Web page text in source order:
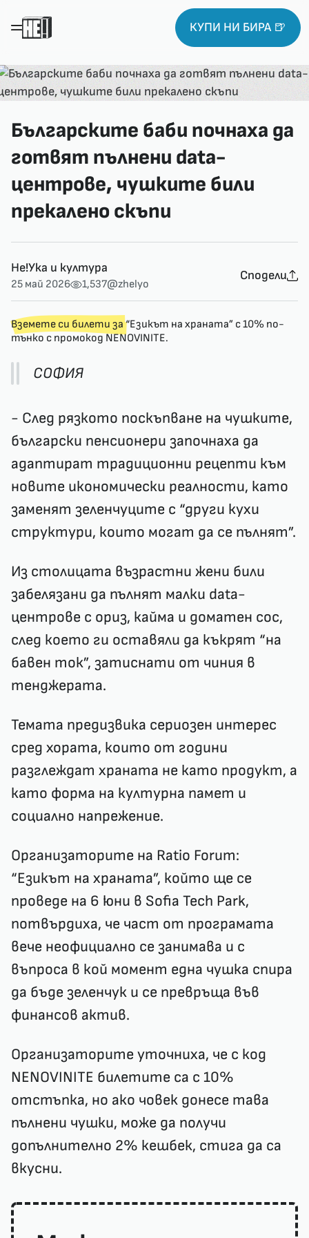
КУПИ НИ БИРА 🍺
Българските баби почнаха да
готвят пълнени data-
центрове, чушките били
прекалено скъпи
Не!Ука и култура
25 май 2026 1,537@zhelyo
Сподели
Вземете си билети за“Езикът на храната” с 10% по-
тънко с промокод NENOVINITE.
СОФИЯ
- След рязкото поскъпване на чушките,
български пенсионери започнаха да
адаптират традиционни рецепти към
новите икономически реалности, като
заменят зеленчуците с “други кухи
структури, които могат да се пълнят”.
Из столицата възрастни жени били
забелязани да пълнят малки data-
центрове с ориз, кайма и доматен сос,
след което ги оставяли да къкрят “на
бавен ток”, затиснати от чиния в
тенджерата.
Темата предизвика сериозен интерес
сред хората, които от години
разглеждат храната не като продукт, а
като форма на културна памет и
социално напрежение.
Организаторите на Ratio Forum:
“Езикът на храната”, който ще се
проведе на 6 юни в Sofia Tech Park,
потвърдиха, че част от програмата
вече неофициално се занимава и с
въпроса в кой момент една чушка спира
да бъде зеленчук и се превръща във
финансов актив.
Организаторите уточниха, че с код
NENOVINITE билетите са с 10%
отстъпка, но ако човек донесе тава
пълнени чушки, може да получи
допълнително 2% кешбек, стига да са
вкусни.